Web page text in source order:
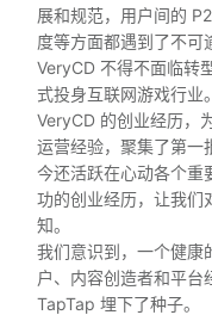
展和规范，用户间的
度等方面都遇到了不
VeryCD 不得不面临转
式投身互联网游戏行业。
VeryCD 的创业经历，
运营经验，聚集了第一
今还活跃在心动各个重
功的创业经历，让我们
知。
我们意识到，一个健康
户、内容创造者和平台
TapTap 埋下了种子。